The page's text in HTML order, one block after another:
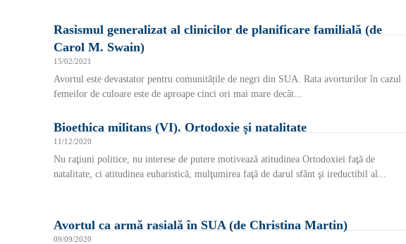
Rasismul generalizat al clinicilor de planificare familială (de
Carol M. Swain)
15/02/2021
Avortul este devastator pentru comunitățile de negri din SUA. Rata avorturilor în cazul
femeilor de culoare este de aproape cinci ori mai mare decât...
Bioethica militans (VI). Ortodoxie şi natalitate
11/12/2020
Nu raţiuni politice, nu interese de putere motivează atitudinea Ortodoxiei faţă de
natalitate, ci atitudinea euharistică, mulţumirea faţă de darul sfânt şi ireductibil al...
Avortul ca armă rasială în SUA (de Christina Martin)
09/09/2020